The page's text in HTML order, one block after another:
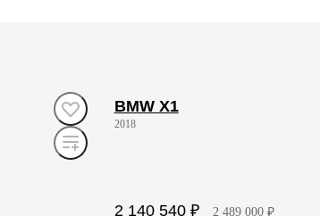
BMW X1
2018
2 140 540 ₽ 2 489 000 ₽